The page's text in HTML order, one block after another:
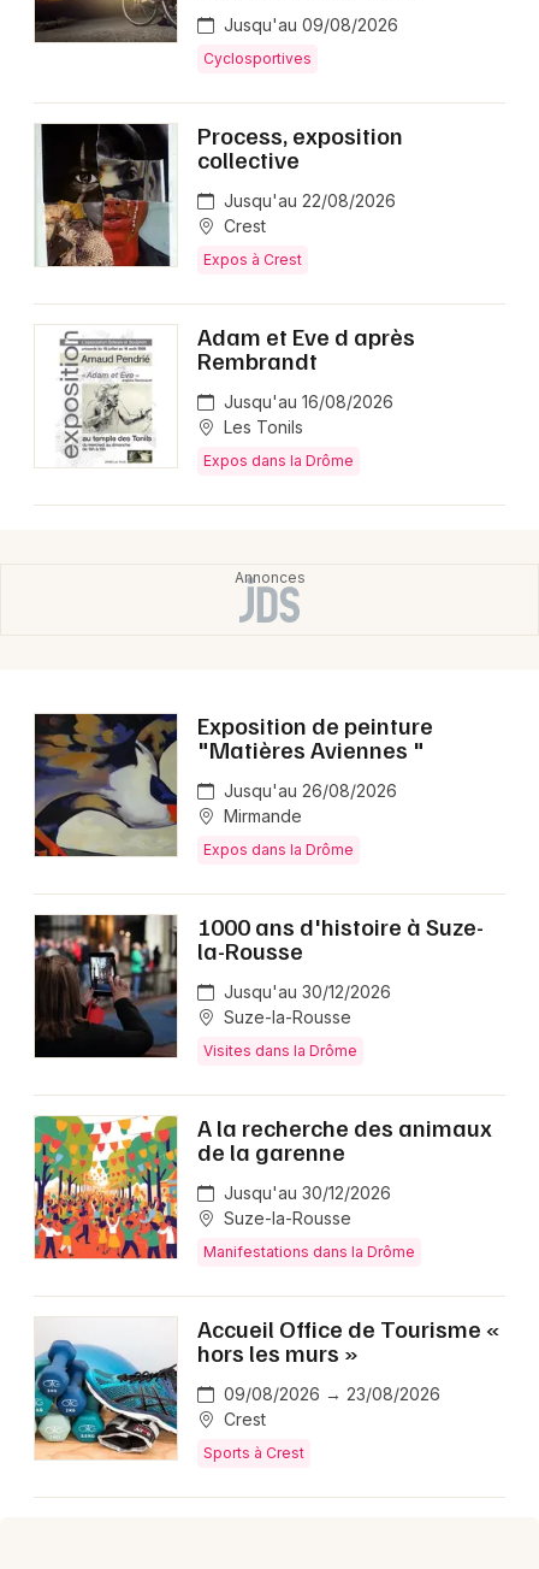
Jusqu'au 09/08/2026
Cyclosportives
Process, exposition
collective
Jusqu'au 22/08/2026
Crest
Expos à Crest
Adam et Eve d après
Rembrandt
Jusqu'au 16/08/2026
Les Tonils
Expos dans la Drôme
Exposition de peinture
"Matières Aviennes "
Jusqu'au 26/08/2026
Mirmande
Expos dans la Drôme
1000 ans d'histoire à Suze-
la-Rousse
Jusqu'au 30/12/2026
Suze-la-Rousse
Visites dans la Drôme
A la recherche des animaux
de la garenne
Jusqu'au 30/12/2026
Suze-la-Rousse
Manifestations dans la Drôme
Accueil Office de Tourisme «
hors les murs »
09/08/2026 → 23/08/2026
Crest
Sports à Crest